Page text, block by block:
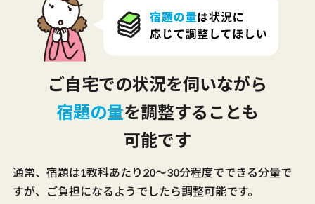
ご自宅での状況を伺いながら
宿題の量を調整することも
可能です
通常、宿題は1教科あたり20～30分程度でできる分量で
すが、ご負担になるようでしたら調整可能です。